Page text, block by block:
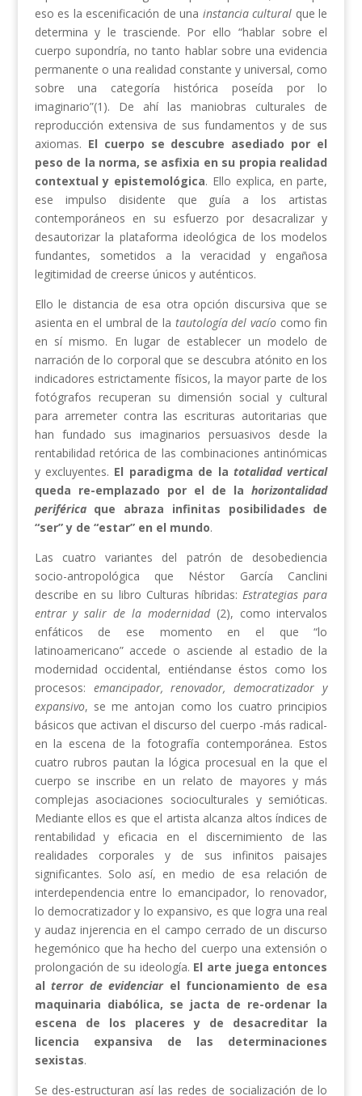
eso es la escenificación de una instancia cultural que le
determina y le trasciende. Por ello “hablar sobre el
cuerpo supondría, no tanto hablar sobre una evidencia
permanente o una realidad constante y universal, como
sobre una categoría histórica poseída por lo
imaginario”(1). De ahí las maniobras culturales de
reproducción extensiva de sus fundamentos y de sus
axiomas. El cuerpo se descubre asediado por el
peso de la norma, se asfixia en su propia realidad
contextual y epistemológica. Ello explica, en parte,
ese impulso disidente que guía a los artistas
contemporáneos en su esfuerzo por desacralizar y
desautorizar la plataforma ideológica de los modelos
fundantes, sometidos a la veracidad y engañosa
legitimidad de creerse únicos y auténticos.
Ello le distancia de esa otra opción discursiva que se
asienta en el umbral de la tautología del vacío como fin
en sí mismo. En lugar de establecer un modelo de
narración de lo corporal que se descubra atónito en los
indicadores estrictamente físicos, la mayor parte de los
fotógrafos recuperan su dimensión social y cultural
para arremeter contra las escrituras autoritarias que
han fundado sus imaginarios persuasivos desde la
rentabilidad retórica de las combinaciones antinómicas
y excluyentes. El paradigma de la totalidad vertical
queda re-emplazado por el de lahorizontalidad
periféricaque abraza infinitas posibilidades de
“ser” y de “estar” en el mundo.
Las cuatro variantes del patrón de desobediencia
socio-antropológica que Néstor García Canclini
describe en su libro Culturas híbridas:Estrategias para
entrar y salir de la modernidad (2), como intervalos
enfáticos de ese momento en el que “lo
latinoamericano” accede o asciende al estadio de la
modernidad occidental, entiéndanse éstos como los
procesos: emancipador, renovador, democratizador y
expansivo, se me antojan como los cuatro principios
básicos que activan el discurso del cuerpo -más radical-
en la escena de la fotografía contemporánea. Estos
cuatro rubros pautan la lógica procesual en la que el
cuerpo se inscribe en un relato de mayores y más
complejas asociaciones socioculturales y semióticas.
Mediante ellos es que el artista alcanza altos índices de
rentabilidad y eficacia en el discernimiento de las
realidades corporales y de sus infinitos paisajes
significantes. Solo así, en medio de esa relación de
interdependencia entre lo emancipador, lo renovador,
lo democratizador y lo expansivo, es que logra una real
y audaz injerencia en el campo cerrado de un discurso
hegemónico que ha hecho del cuerpo una extensión o
prolongación de su ideología. El arte juega entonces
alterror de evidenciarel funcionamiento de esa
maquinaria diabólica, se jacta de re-ordenar la
escena de los placeres y de desacreditar la
licencia expansiva de las determinaciones
sexistas.
Se des-estructuran así las redes de socialización de lo